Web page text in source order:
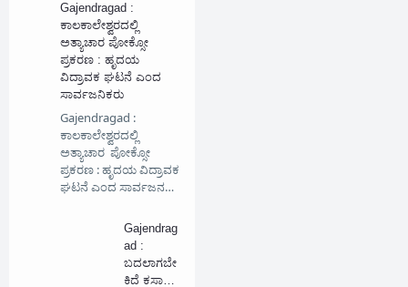
Gajendragad :
ಕಾಲಕಾಲೇಶ್ವರದಲ್ಲಿ
ಅತ್ಯಾಚಾರ ಪೋಕ್ಸೋ
ಪ್ರಕರಣ : ಹೃದಯ
ವಿದ್ರಾವಕ ಘಟನೆ ಎಂದ
ಸಾರ್ವಜನಿಕರು
Gajendragad :
ಕಾಲಕಾಲೇಶ್ವರದಲ್ಲಿ
ಅತ್ಯಾಚಾರ ಪೋಕ್ಸೋ
ಪ್ರಕರಣ : ಹೃದಯ ವಿದ್ರಾವಕ
ಘಟನೆ ಎಂದ ಸಾರ್ವಜನ…
Gajendrag
ad :
ಬದಲಾಗಬೇ
ಕಿದೆ ಕಸಾಪ